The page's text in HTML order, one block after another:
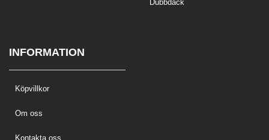
Dubbdäck
INFORMATION
Köpvillkor
Om oss
Kontakta oss